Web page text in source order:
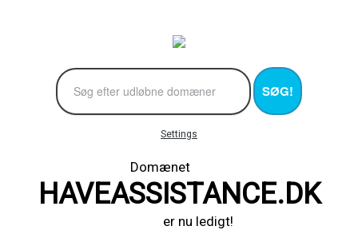
SØG!
Settings
Domænet
HAVEASSISTANCE.DK
er nu ledigt!